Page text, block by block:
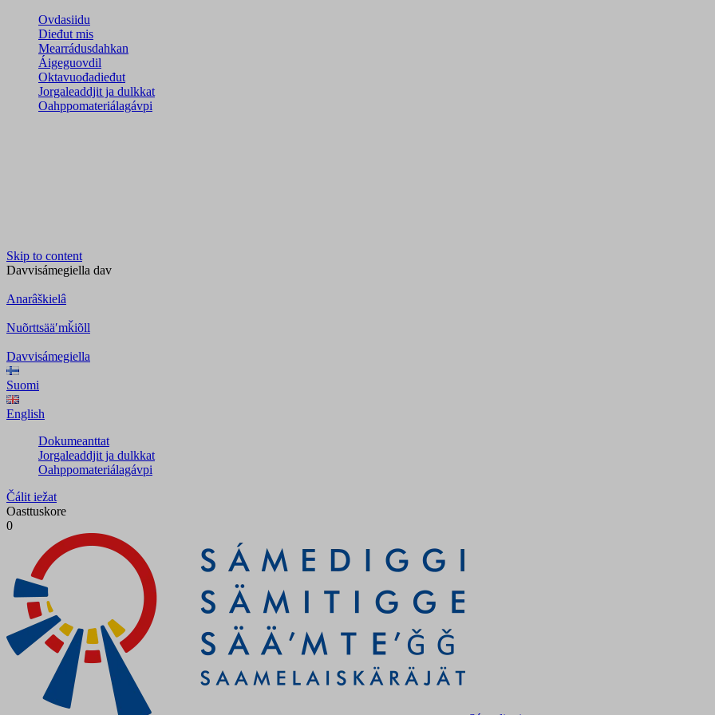
Ovdasiidu
Dieđut mis
Mearrádusdahkan
Áigeguovdil
Oktavuođadieđut
Jorgaleaddjit ja dulkkat
Oahppomateriálagávpi
Skip to content
Davvisámegiella dav
Anarâškielâ
Nuõrttsääʹmǩiõll
Davvisámegiella
Suomi
English
Dokumeanttat
Jorgaleaddjit ja dulkkat
Oahppomateriálagávpi
Čálit iežat
Oasttuskore
0